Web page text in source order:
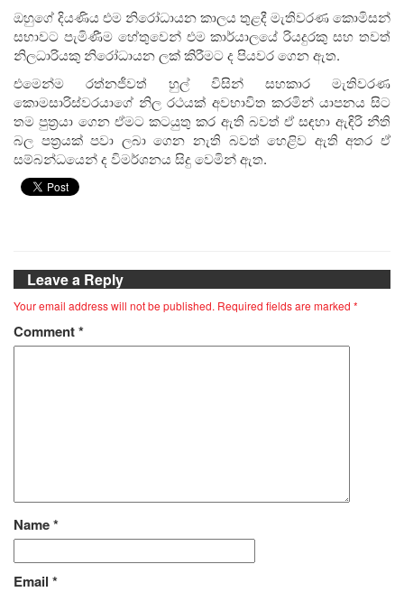
ඔහුගේ දියණිය එම නිරෝධායන කාලය තුළදී මැතිවරණ කොමිසන්
සභාවට පැමිණීම හේතුවෙන් එම කාර්යාලයේ රියදුරකු සහ තවත්
නිලධාරියකු නිරෝධායන ලක් කිරීමට ද පියවර ගෙන ඇත.
එමෙන්ම රත්නජීවත් හුල් විසින් සහකාර මැතිවරණ
කොමසාරිස්වරයාගේ නිල රථයක් අවභාවිත කරමින් යාපනය සිට
තම පුත්‍රයා ගෙන ඒමට කටයුතු කර ඇති බවත් ඒ සඳහා ඇඳිරි නීති
බල පත්‍රයක් පවා ලබා ගෙන නැති බවත් හෙළිව ඇති අතර ඒ
සම්බන්ධයෙන් ද විමර්ශනය සිදු වෙමින් ඇත.
Leave a Reply
Your email address will not be published. Required fields are marked *
Comment*
Name*
Email *